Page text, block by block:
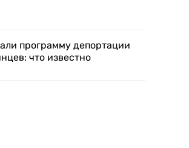
программу депортации
что известно